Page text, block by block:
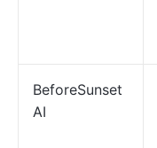
BeforeSunset
AI